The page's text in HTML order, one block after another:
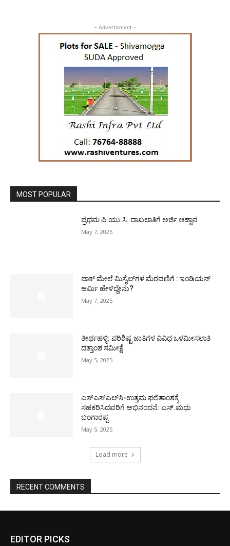
- Advertisment -
MOST POPULAR
ಪ್ರಥಮ ಪಿ.ಯು.ಸಿ. ದಾಖಲಾತಿಗೆ ಅರ್ಜಿ ಆಹ್ವಾನ
May 7, 2025
ಪಾಕ್​ ಮೇಲೆ ಮಿಸೈಲ್​ಗಳ ಮೆರವಣಿಗೆ : ಇಂಡಿಯನ್
ಆರ್ಮಿ ಹೇಳಿದ್ದೇನು?
May 7, 2025
ತೀರ್ಥಹಳ್ಳಿ: ಪರಿಶಿಷ್ಟ ಜಾತಿಗಳ ವಿವಿಧ ಒಳಮೀಸಲಾತಿ
ದತ್ತಾಂಶ ಸಮೀಕ್ಷೆ
May 5, 2025
ಎಸ್‌ಎಸ್‌ಎಲ್‌ಸಿ-ಉತ್ತಮ ಫಲಿತಾಂಶಕ್ಕೆ
ಸಹಕರಿಸಿದವರಿಗೆ ಅಭಿನಂದನೆ: ಎಸ್.ಮಧು
ಬಂಗಾರಪ್ಪ
May 5, 2025
Load more
RECENT COMMENTS
EDITOR PICKS